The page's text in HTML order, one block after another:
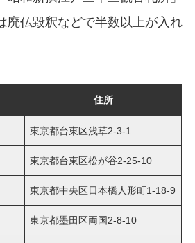
廃仏毀釈などで半数以上が入れ
住所
東京都台東区浅草2-3-1
東京都台東区松が谷2-25-10
東京都中央区日本橋人形町1-18-9
東京都墨田区両国2-8-10